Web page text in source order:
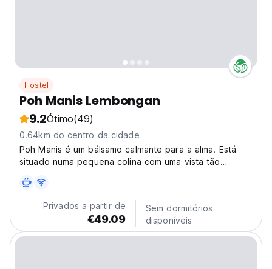
Hostel
Poh Manis Lembongan
9.2Ótimo(49)
0.64km do centro da cidade
Poh Manis é um bálsamo calmante para a alma. Está
situado numa pequena colina com uma vista tão
Privados a partir de
€49.09
Sem dormitórios
disponíveis